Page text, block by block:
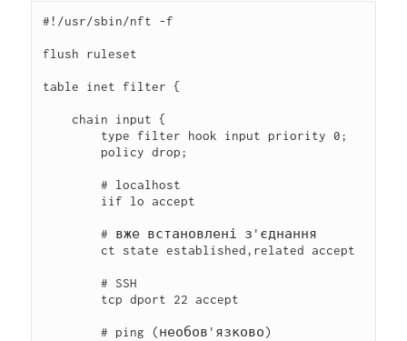
#!/usr/sbin/nft -f
flush ruleset
table inet filter {
        # localhost
        # вже встановлені з'єднання
        # SSH
        # ping (необов'язково)